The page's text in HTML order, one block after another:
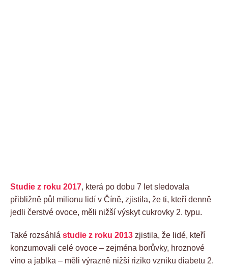
Studie z roku 2017, která po dobu 7 let sledovala
přibližně půl milionu lidí v Číně, zjistila, že ti, kteří denně
jedli čerstvé ovoce, měli nižší výskyt cukrovky 2. typu.
Také rozsáhlá studie z roku 2013 zjistila, že lidé, kteří
konzumovali celé ovoce – zejména borůvky, hroznové
víno a jablka – měli výrazně nižší riziko vzniku diabetu 2.